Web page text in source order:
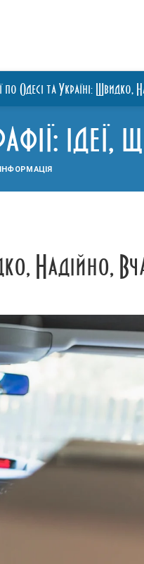
по Одесі та Україні: Швидко,
ІНФОРМАЦІЯ
Надійно,